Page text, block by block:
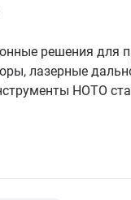
решения для
лазерные
HOTO